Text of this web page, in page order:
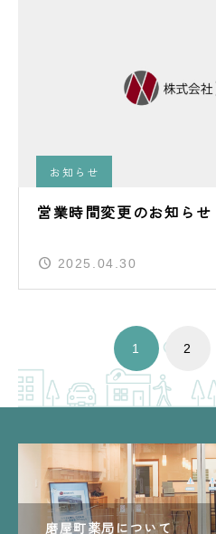
お知らせ
営業時間変更のお知らせ
2025.04.30
1 2
磨屋町薬局について